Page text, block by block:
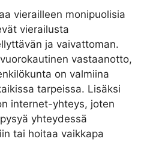
vierailleen monipuolisia
vierailusta
ja vaivattoman.
vastaanotto,
on valmiina
tarpeissa. Lisäksi
internet-yhteys, joten
yhteydessä
tai hoitaa vaikkapa